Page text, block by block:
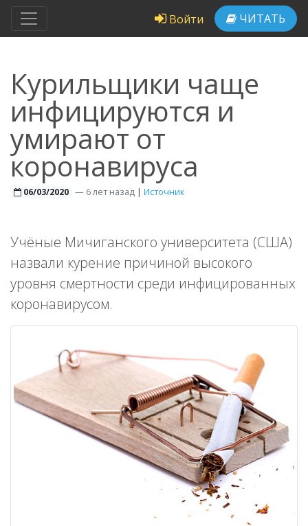
Войти ЧИТАТЬ
Курильщики чаще
инфицируются и
умирают от
коронавируса
06/03/2020 —6 лет назад | Источник
Учёные Мичиганского университета (США)
назвали курение причиной высокого
уровня смертности среди инфицированных
коронавирусом.